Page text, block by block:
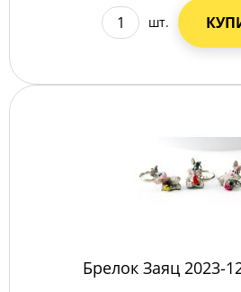
шт.
Брелок Заяц 2023-